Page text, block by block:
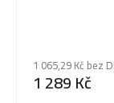
1 065,29 Kč bez
1 289 Kč